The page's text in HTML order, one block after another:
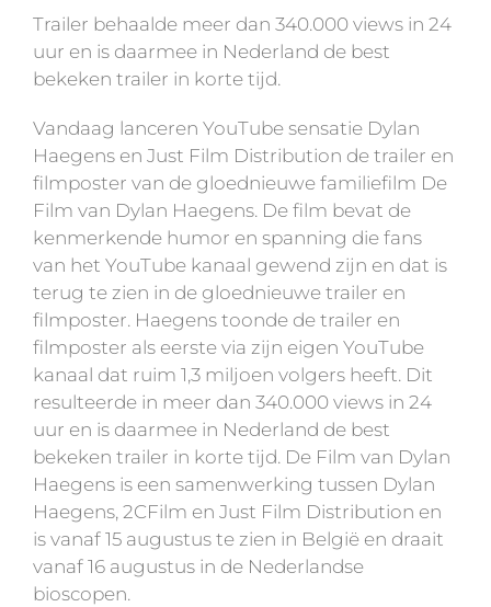
Trailer behaalde meer dan 340.000 views in 24
uur en is daarmee in Nederland de best
bekeken trailer in korte tijd.
Vandaag lanceren YouTube sensatie Dylan
Haegens en Just Film Distribution de trailer en
filmposter van de gloednieuwe familiefilm De
Film van Dylan Haegens. De film bevat de
kenmerkende humor en spanning die fans
van het YouTube kanaal gewend zijn en dat is
terug te zien in de gloednieuwe trailer en
filmposter. Haegens toonde de trailer en
filmposter als eerste via zijn eigen YouTube
kanaal dat ruim 1,3 miljoen volgers heeft. Dit
resulteerde in meer dan 340.000 views in 24
uur en is daarmee in Nederland de best
bekeken trailer in korte tijd. De Film van Dylan
Haegens is een samenwerking tussen Dylan
Haegens, 2CFilm en Just Film Distribution en
is vanaf 15 augustus te zien in België en draait
vanaf 16 augustus in de Nederlandse
bioscopen.